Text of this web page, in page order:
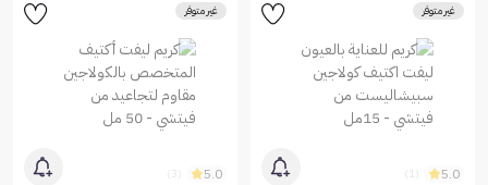
غير متوفر
5.0
غير متوفر
5.0